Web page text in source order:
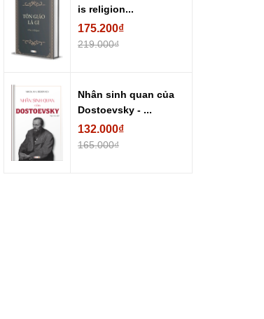
is religion...
175.200₫
219.000₫
Nhân sinh quan của
Dostoevsky - ...
132.000₫
165.000₫